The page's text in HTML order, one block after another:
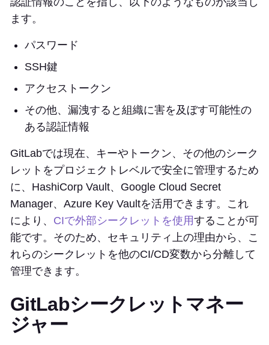
ます。
パスワード
SSH鍵
アクセストークン
その他、漏洩すると組織に害を及ぼす可能性の
ある認証情報
GitLabでは現在、キーやトークン、その他のシーク
レットをプロジェクトレベルで安全に管理するため
に、HashiCorp Vault、Google Cloud Secret
Manager、Azure Key Vaultを活用できます。これ
により、 CIで外部シークレットを使用することが可
能です。そのため、セキュリティ上の理由から、こ
れらのシークレットを他のCI/CD変数から分離して
管理できます。
GitLabシークレットマネー
ジャー